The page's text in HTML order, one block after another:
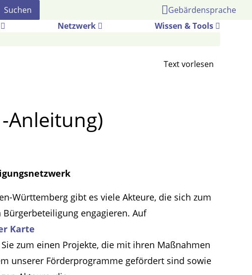
Gebärdensprache
Netzwerk Wissen & Tools
Anleitung)
Württemberg gibt es viele Akteure, die sich zum
Bürgerbeteiligung engagieren. Auf
Karte
zum einen Projekte, die mit ihren Maßnahmen
unserer Förderprogramme gefördert sind sowie